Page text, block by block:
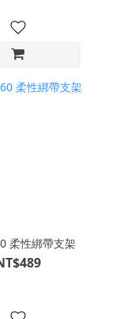
柔性綁帶支架